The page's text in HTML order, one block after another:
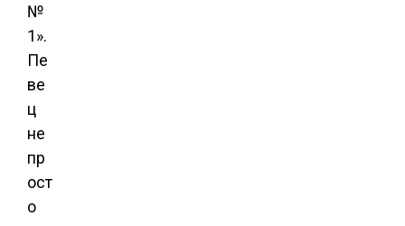
№
1».
Пе
ве
ц
не
пр
ост
о